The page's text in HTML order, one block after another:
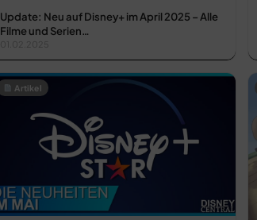
Update: Neu auf Disney+ im April 2025 – Alle
Filme und Serien…
01.02.2025
Artikel